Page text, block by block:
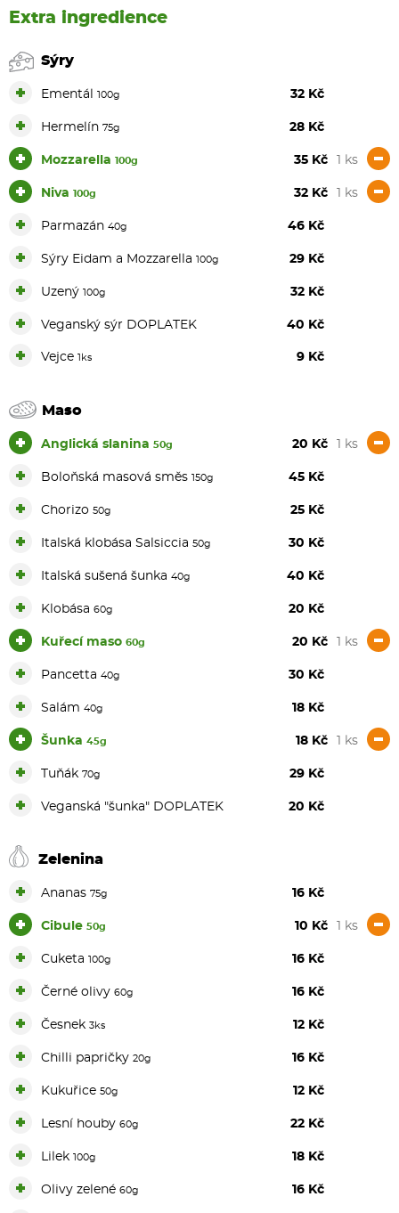
Extra ingredience
Sýry
Ementál 100g 32 Kč
Hermelín 75g 28 Kč
+ Mozzarella 100g 35 Kč 1 ks -
+ Niva 100g 32 Kč 1 ks -
Parmazán 40g 46 Kč
Sýry Eidam a Mozzarella 100g 29 Kč
Uzený 100g 32 Kč
Veganský sýr DOPLATEK 40 Kč
Vejce 1ks 9 Kč
Maso
+ Anglická slanina 50g 20 Kč 1 ks -
Boloňská masová směs 150g 45 Kč
Chorizo 50g 25 Kč
Italská klobása Salsiccia 50g 30 Kč
Italská sušená šunka 40g 40 Kč
Klobása 60g 20 Kč
+ Kuřecí maso 60g 20 Kč 1 ks -
Pancetta 40g 30 Kč
Salám 40g 18 Kč
+ Šunka 45g 18 Kč 1 ks -
Tuňák 70g 29 Kč
Veganská "šunka" DOPLATEK 20 Kč
Zelenina
Ananas 75g 16 Kč
+ Cibule 50g 10 Kč 1 ks -
Cuketa 100g 16 Kč
Černé olivy 60g 16 Kč
Česnek 3ks 12 Kč
Chilli papričky 20g 16 Kč
Kukuřice 50g 12 Kč
Lesní houby 60g 22 Kč
Lilek 100g 18 Kč
Olivy zelené 60g 16 Kč